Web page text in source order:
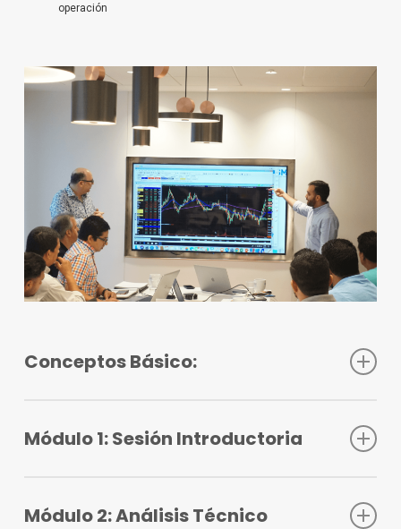
operación
Conceptos Básico:
Módulo 1: Sesión Introductoria
Swing Trading.
Módulo 2: Análisis Técnico